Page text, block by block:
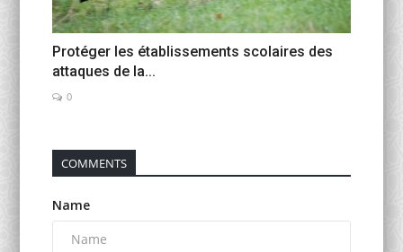
Protéger les établissements scolaires des
attaques de la...
0
COMMENTS
Name